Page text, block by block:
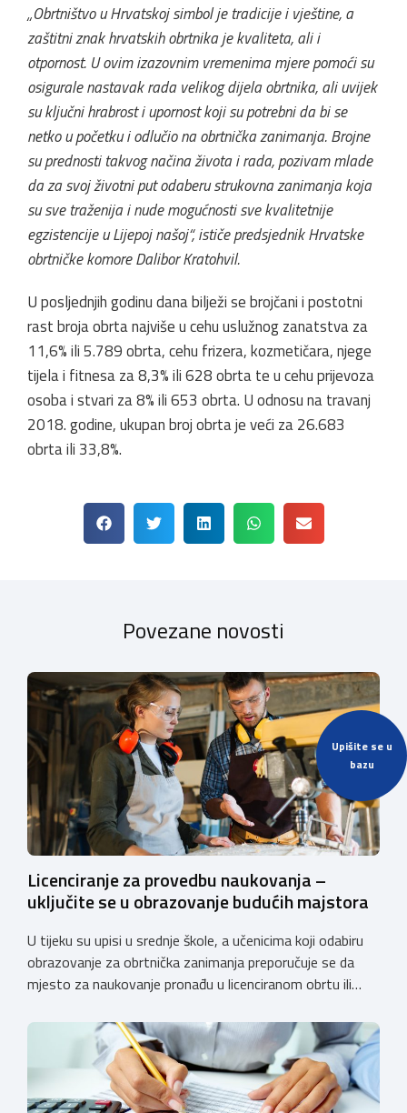
Upišite se u
bazu
„Obrtništvo u Hrvatskoj simbol je tradicije i vještine, a
zaštitni znak hrvatskih obrtnika je kvaliteta, ali i
otpornost. U ovim izazovnim vremenima mjere pomoći su
osigurale nastavak rada velikog dijela obrtnika, ali uvijek
su ključni hrabrost i upornost koji su potrebni da bi se
netko u početku i odlučio na obrtnička zanimanja. Brojne
su prednosti takvog načina života i rada, pozivam mlade
da za svoj životni put odaberu strukovna zanimanja koja
su sve traženija i nude mogućnosti sve kvalitetnije
egzistencije u Lijepoj našoj“, ističe predsjednik Hrvatske
obrtničke komore Dalibor Kratohvil.
U posljednjih godinu dana bilježi se brojčani i postotni
rast broja obrta najviše u cehu uslužnog zanatstva za
11,6% ili 5.789 obrta, cehu frizera, kozmetičara, njege
tijela i fitnesa za 8,3% ili 628 obrta te u cehu prijevoza
osoba i stvari za 8% ili 653 obrta. U odnosu na travanj
2018. godine, ukupan broj obrta je veći za 26.683
obrta ili 33,8%.
Povezane novosti
Licenciranje za provedbu naukovanja –
uključite se u obrazovanje budućih majstora
U tijeku su upisi u srednje škole, a učenicima koji odabiru
obrazovanje za obrtnička zanimanja preporučuje se da
mjesto za naukovanje pronađu u licenciranom obrtu ili
koji još nemaju licenciju da pokrenu postupak
licenciranja kako bi budućim učenicima omogućili
kvalitetno i sigurno stjecanje praktičnih znanja, a
istodobno ulagali u razvoj […]